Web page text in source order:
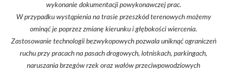
wykonanie dokumentacji powykonawczej prac.
W przypadku wystąpienia na trasie przeszkód terenowych możemy
ominąć je poprzez zmianę kierunku i głębokości wiercenia.
Zastosowanie technologii bezwykopowych pozwala uniknąć ograniczeń
ruchu przy pracach na pasach drogowych, lotniskach, parkingach,
naruszania brzegów rzek oraz wałów przeciwpowodziowych